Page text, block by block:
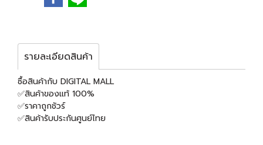
รายละเอียดสินค้า
ซื้อสินค้ากับ DIGITAL MALL
✅สินค้าของแท้ 100%
✅ราคาถูกชัวร์
✅สินค้ารับประกันศูนย์ไทย